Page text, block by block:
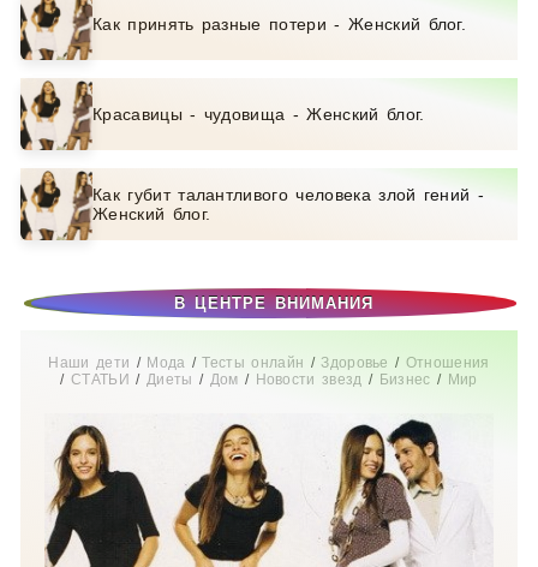
Как принять разные потери - Женский блог.
Красавицы - чудовища - Женский блог.
Как губит талантливого человека злой гений -
Женский блог.
В ЦЕНТРЕ ВНИМАНИЯ
Наши дети / Мода /Тесты онлайн /Здоровье / Отношения
/СТАТЬИ / Диеты / Дом / Новости звезд / Бизнес / Мир